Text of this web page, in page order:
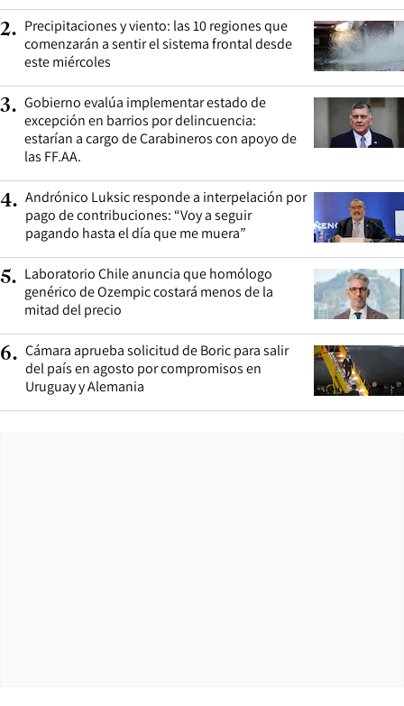
2. Precipitaciones y viento: las 10 regiones que
comenzarán a sentir el sistema frontal desde
este miércoles
3. Gobierno evalúa implementar estado de
excepción en barrios por delincuencia:
estarían a cargo de Carabineros con apoyo de
las FF.AA.
4. Andrónico Luksic responde a interpelación por
pago de contribuciones: “Voy a seguir
pagando hasta el día que me muera”
5. Laboratorio Chile anuncia que homólogo
genérico de Ozempic costará menos de la
mitad del precio
6. Cámara aprueba solicitud de Boric para salir
del país en agosto por compromisos en
Uruguay y Alemania